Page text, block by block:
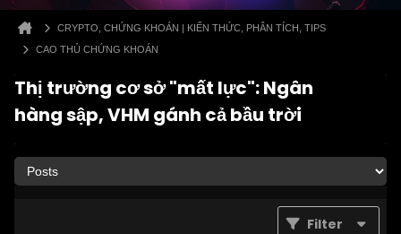
CRYPTO, CHỨNG KHOÁN | KIẾN THỨC, PHÂN TÍCH, TIPS
CAO THỦ CHỨNG KHOÁN
Thị trường cơ sở "mất lực": Ngân
hàng sập, VHM gánh cả bầu trời
Filter